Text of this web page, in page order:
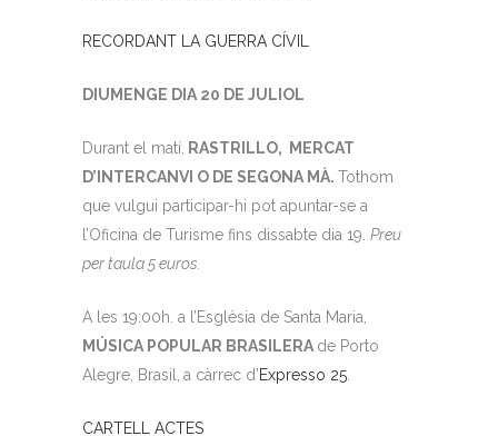
RECORDANT LA GUERRA CÍVIL
DIUMENGE DIA 20 DE JULIOL
Durant el matí, RASTRILLO, MERCAT
D’INTERCANVI O DE SEGONA MÀ. Tothom
que vulgui participar-hi pot apuntar-se a
l’Oficina de Turisme fins dissabte dia 19. Preu
per taula 5 euros.
A les 19:00h. a l’Esglèsia de Santa Maria,
MÚSICA POPULAR BRASILERAde Porto
Alegre, Brasil, a càrrec d’Expresso 25.
CARTELL ACTES